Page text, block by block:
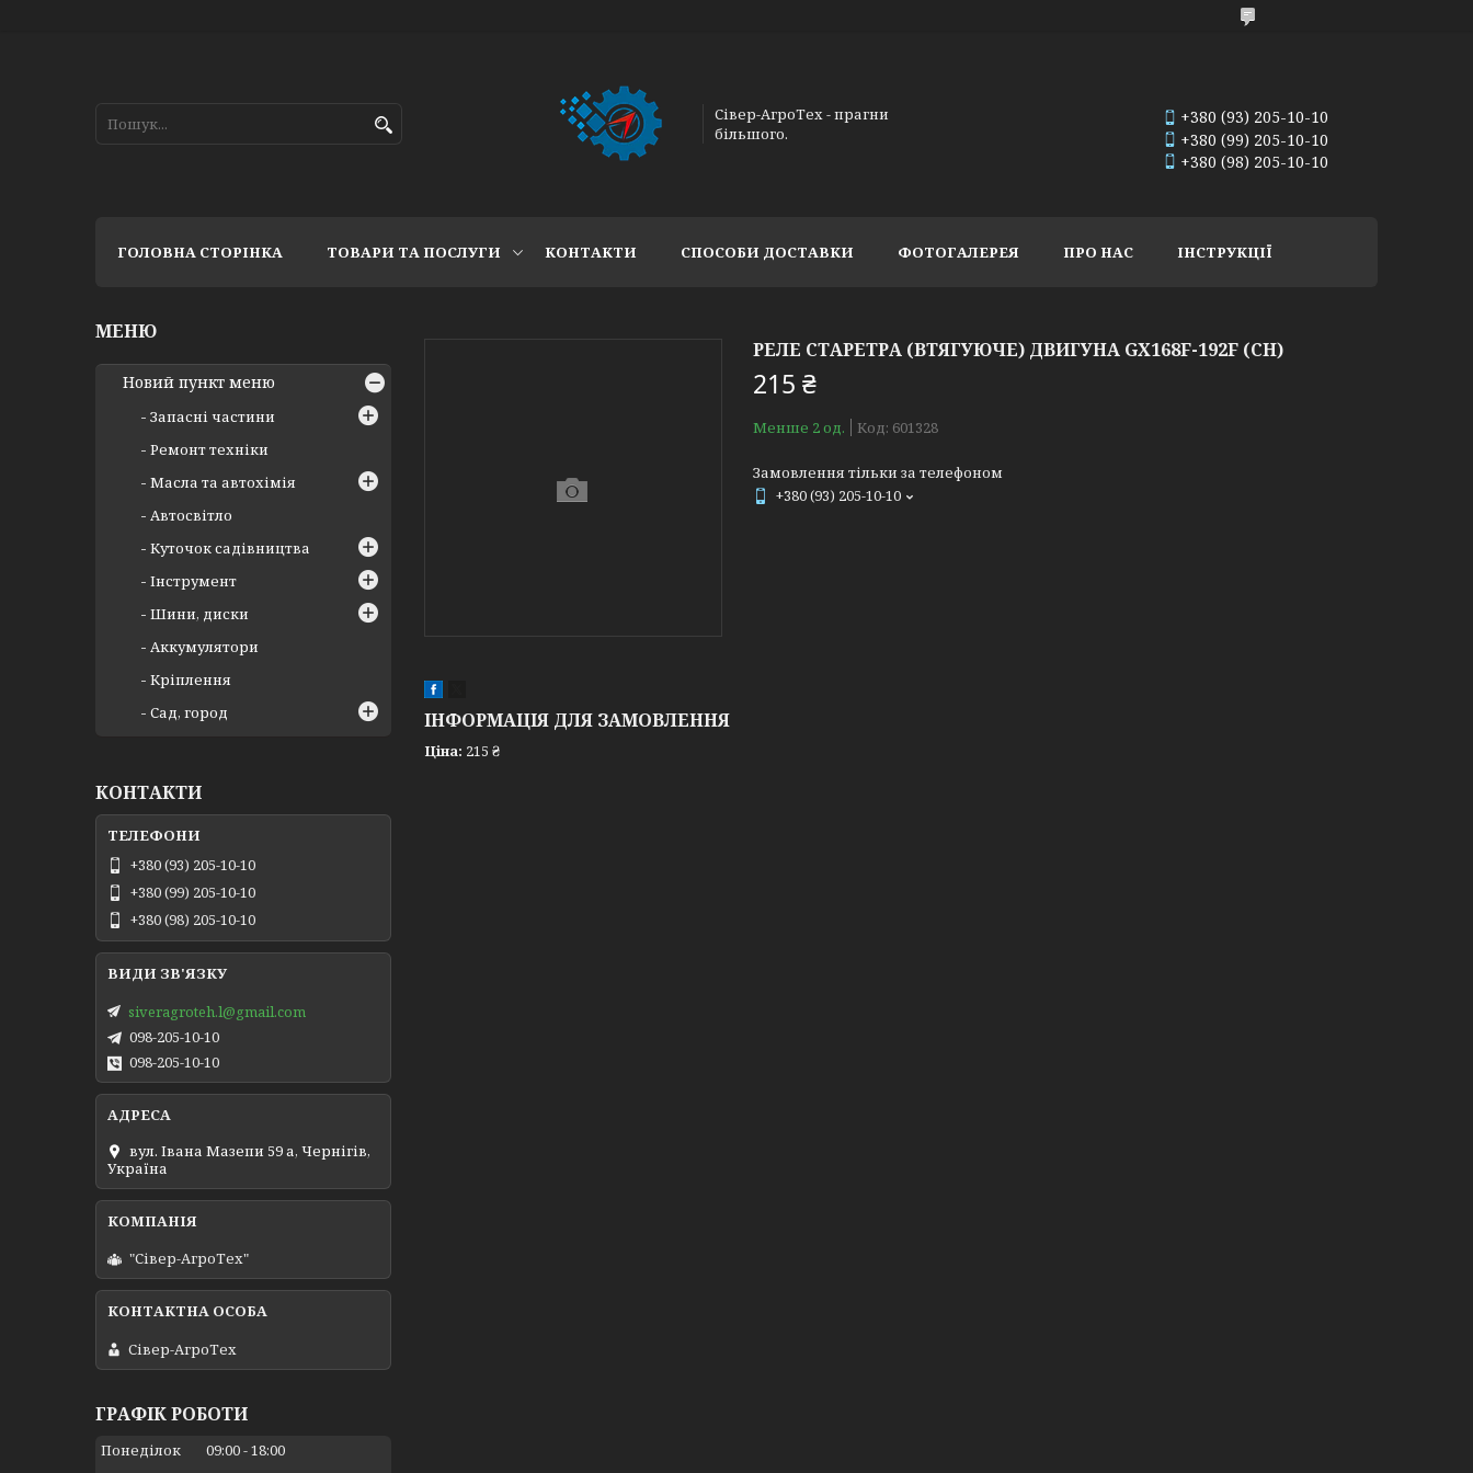
Сівер-АгроТех - прагни
більшого.
+380 (93) 205-10-10
+380 (99) 205-10-10
+380 (98) 205-10-10
ГОЛОВНА СТОРІНКА ТОВАРИ ТА ПОСЛУГИ КОНТАКТИ СПОСОБИ ДОСТАВКИ ФОТОГАЛЕРЕЯ ПРО НАС ІНСТРУКЦІЇ
РЕЛЕ СТАРЕТРА (ВТЯГУЮЧЕ) ДВИГУНА GX168F-192F (CH)
215 ₴
Менше 2 од. Код: 601328
Замовлення тільки за телефоном
+380 (93) 205-10-10
ІНФОРМАЦІЯ ДЛЯ ЗАМОВЛЕННЯ
Ціна: 215 ₴
Новий пункт меню
Запасні частини
Ремонт техніки
Масла та автохімія
Автосвітло
Куточок садівництва
Інструмент
Шини, диски
Аккумулятори
Кріплення
Сад, город
КОНТАКТИ
+380 (93) 205-10-10
+380 (99) 205-10-10
+380 (98) 205-10-10
siveragroteh.l@gmail.com
098-205-10-10
098-205-10-10
вул. Івана Мазепи 59 а, Чернігів,
Україна
"Сівер-АгроТех"
Сівер-АгроТех
ГРАФІК РОБОТИ
Понеділок 09:00 18:00